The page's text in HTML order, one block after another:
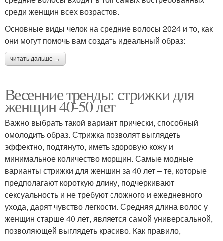
среди женщин всех возрастов.
Основные виды челок на средние волосы 2024 и то, как
они могут помочь вам создать идеальный образ:
читать дальше →
Весенние тренды: стрижки для
женщин 40-50 лет
Важно выбрать такой вариант прически, способный
омолодить образ. Стрижка позволят выглядеть
эффектно, подтянуто, иметь здоровую кожу и
минимальное количество морщин. Самые модные
варианты стрижки для женщин за 40 лет – те, которые
предполагают короткую длину, подчеркивают
сексуальность и не требуют сложного и ежедневного
ухода, дарят чувство легкости. Средняя длина волос у
женщин старше 40 лет, является самой универсальной,
позволяющей выглядеть красиво. Как правило,